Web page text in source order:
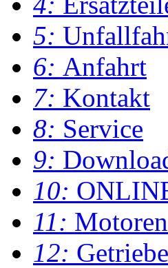
5:
6: Anfahrt
7: Kontakt
8: Service
9:
10:
11:
12: